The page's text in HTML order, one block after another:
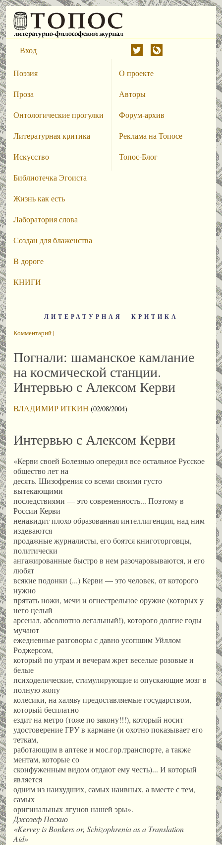
Вход
Поэзия
Проза
Онтологические прогулки
Литературная критика
Искусство
Библиотечка Эгоиста
Жизнь как есть
Лаборатория слова
Создан для блаженства
В дороге
КНИГИ
О проекте
Авторы
Форум-архив
Реклама на Топосе
Топос-Блог
ЛИТЕРАТУРНАЯ КРИТИКА
Комментарий |
Погнали: шаманское камлание
на космической станции.
Интервью с Алексом Керви
ВЛАДИМИР ИТКИН (02/08/2004)
Интервью с Алексом Керви
«Керви своей Болезнью опередил все остальное Русское
общество лет на
десять. Шизофрения со всеми своими густо
вытекающими
последствиями — это современность... Поэтому в
России Керви
ненавидит плохо образованная интеллигенция, над ним
издеваются
продажные журналисты, его боятся книготорговцы,
политически
ангажированные быстро в нем разочаровываются, и его
любят
всякие подонки (...) Керви — это человек, от которого
нужно
прятать ножи, мечи и огнестрельное оружие (которых у
него целый
арсенал, абсолютно легальный!), которого долгие годы
мучают
ежедневные разговоры с давно усопшим Уйллом
Роджерсом,
который по утрам и вечерам жрет веселые розовые и
белые
психоделические, стимулирующие и опускающие мозг в
полную жопу
колесики, на халяву предоставляемые государством,
который бесплатно
ездит на метро (тоже по закону!!!), который носит
удостоверение ГРУ в кармане (и охотно показывает его
теткам,
работающим в аптеке и мос.гор.транспорте, а также
ментам, которые со
сконфуженным видом отдают ему честь)... И который
является
одним из наихудших, самых наивных, а вместе с тем,
самых
оригинальных лгунов нашей эры».
Джозеф Пескио
«Kervey is Bonkers or, Schizophrenia as a Translation
Aid»